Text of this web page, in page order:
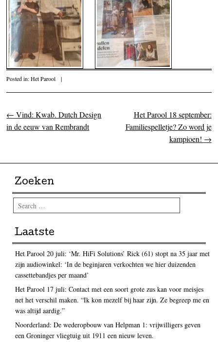
Posted in:Het Parool |
Post navigation
← Vind: Kwab. Dutch Design
in de eeuw van Rembrandt
Het Parool 18 september:
Familiespelletje? Zo word je
kampioen! →
Zoeken
Search
Laatste
Het Parool 20 juli: ‘Mr. HiFi Solutions’ Rick (61) stopt na 35 jaar met
zijn audiowinkel: ‘In de beginjaren verkochten we hier duizenden
cassettebandjes per maand’
Het Parool 17 juli: Contact met een soort grote zus kan voor meisjes
net het verschil maken. “Ik kon mezelf bij haar zijn. Ze begreep me en
was altijd aardig.”
Noorderland: De wederopbouw van Helpman 1: vrijwilligers geven
een Groninger vliegtuig uit 1911 een nieuw leven.